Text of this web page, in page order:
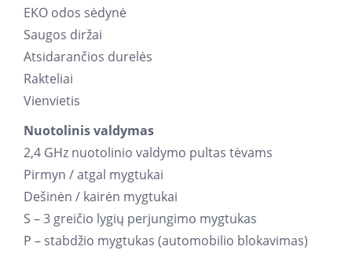
EKO odos sėdynė
Saugos diržai
Atsidarančios durelės
Rakteliai
Vienvietis
Nuotolinis valdymas
2,4 GHz nuotolinio valdymo pultas tėvams
Pirmyn / atgal mygtukai
Dešinėn / kairėn mygtukai
S – 3 greičio lygių perjungimo mygtukas
P – stabdžio mygtukas (automobilio blokavimas)